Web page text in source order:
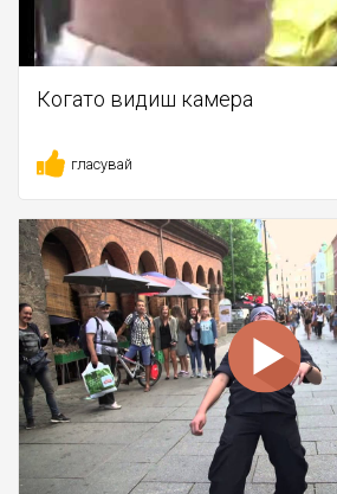
Когато видиш камера
гласувай